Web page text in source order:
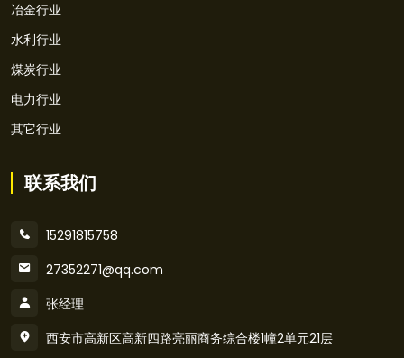
冶金行业
水利行业
煤炭行业
电力行业
其它行业
联系我们
15291815758
27352271@qq.com
张经理
西安市高新区高新四路亮丽商务综合楼1幢2单元21层